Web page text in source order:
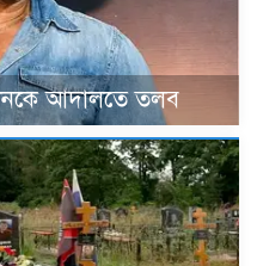
আদালতে তলব